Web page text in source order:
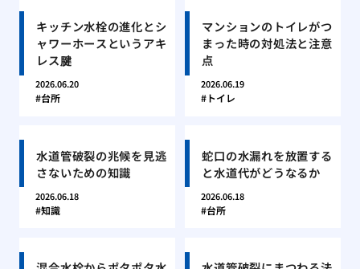
キッチン水栓の進化とシ
ャワーホースというアキ
レス腱
2026.06.20
台所
マンションのトイレがつ
まった時の対処法と注意
点
2026.06.19
トイレ
水道管破裂の兆候を見逃
さないための知識
2026.06.18
知識
蛇口の水漏れを放置する
と水道代がどうなるか
2026.06.18
台所